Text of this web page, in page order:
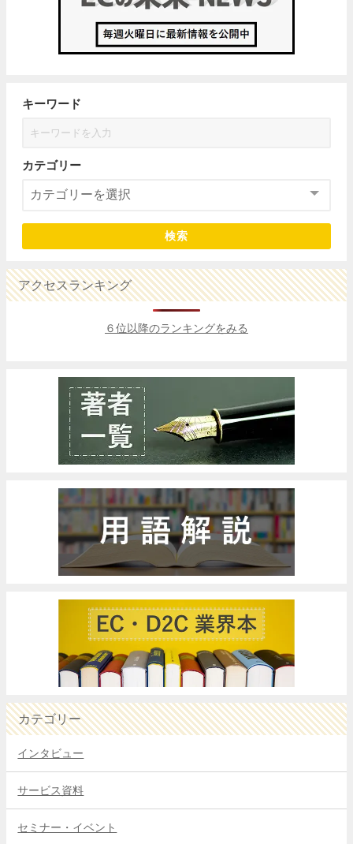
キーワード
カテゴリー
検索
アクセスランキング
６位以降のランキングをみる
カテゴリー
インタビュー
サービス資料
セミナー・イベント